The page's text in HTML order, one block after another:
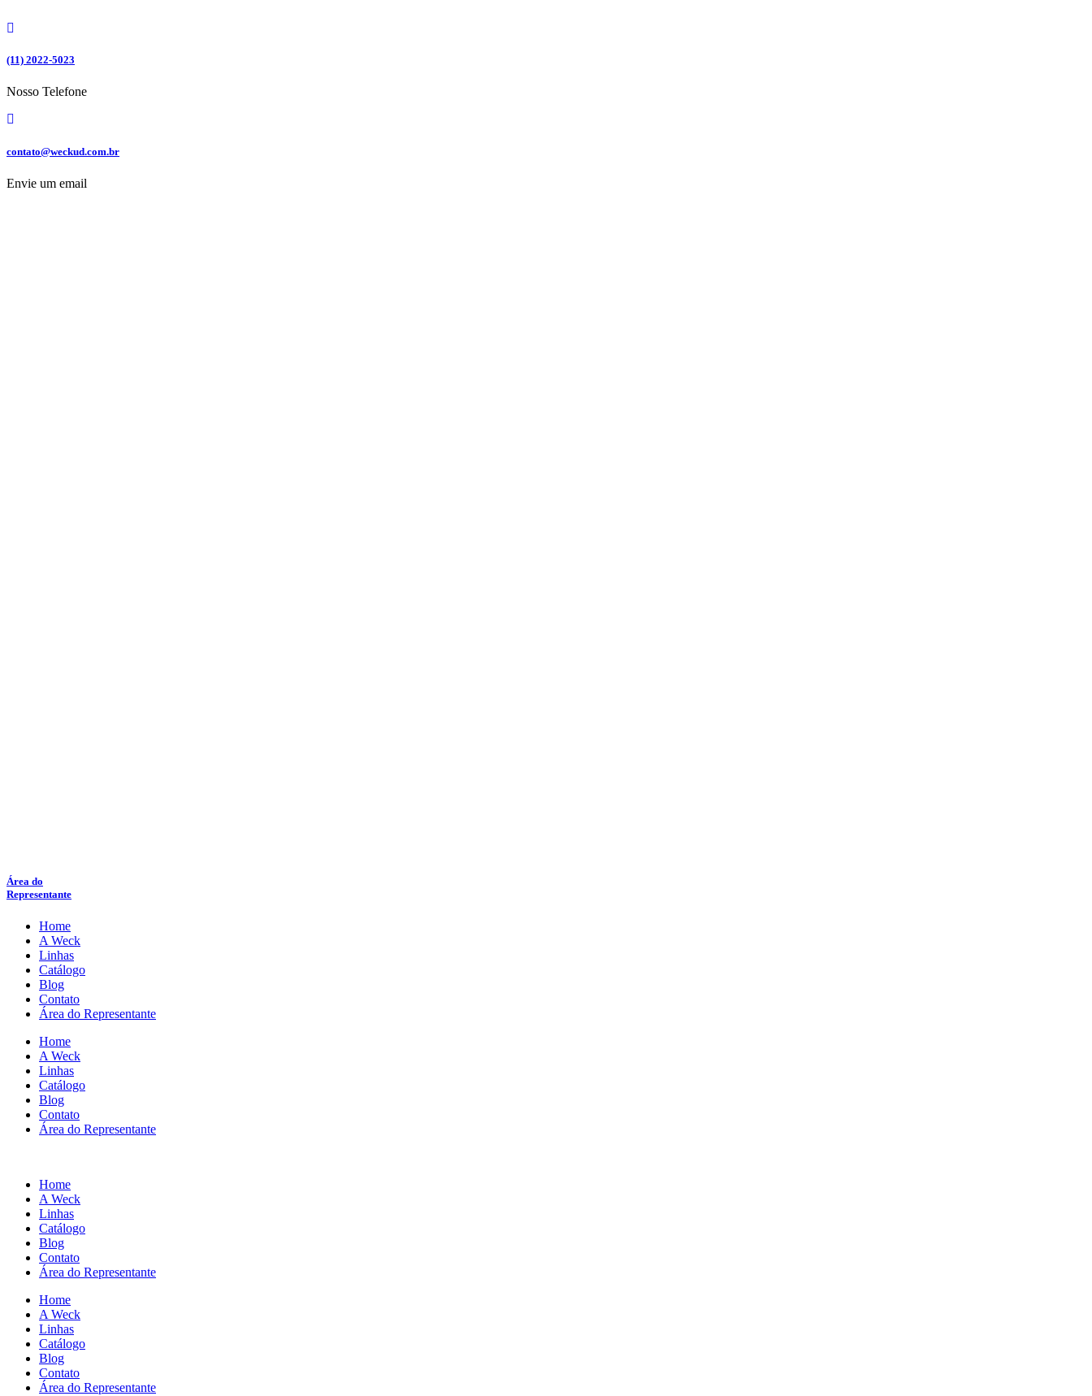
para
conteúdo
(11) 2022-5023
Nosso Telefone
contato@weckud.com.br
Envie um email
Área do
Representante
Home
A Weck
Linhas
Catálogo
Blog
Contato
Área do Representante
Home
A Weck
Linhas
Catálogo
Blog
Contato
Área do Representante
Home
A Weck
Linhas
Catálogo
Blog
Contato
Área do Representante
Home
A Weck
Linhas
Catálogo
Blog
Contato
Área do Representante